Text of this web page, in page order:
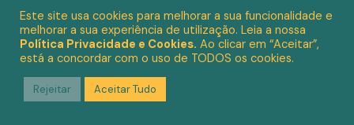
© 2022
Este site usa cookies para melhorar a sua funcionalidade e
melhorar a sua experiência de utilização. Leia a nossa
Política Privacidade e Cookies. Ao clicar em “Aceitar”,
está a concordar com o uso de TODOS os cookies.
Rejeitar Aceitar Tudo